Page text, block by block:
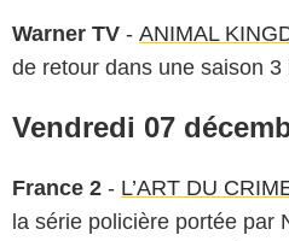
Warner TV - ANIMAL
de retour dans une saison 3
Vendredi 07
France 2 - L’ART DU
la série policière portée par